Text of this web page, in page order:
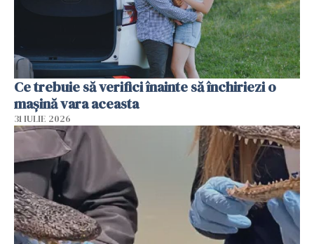
Ce trebuie să verifici înainte să închiriezi o
mașină vara aceasta
31 IULIE 2026